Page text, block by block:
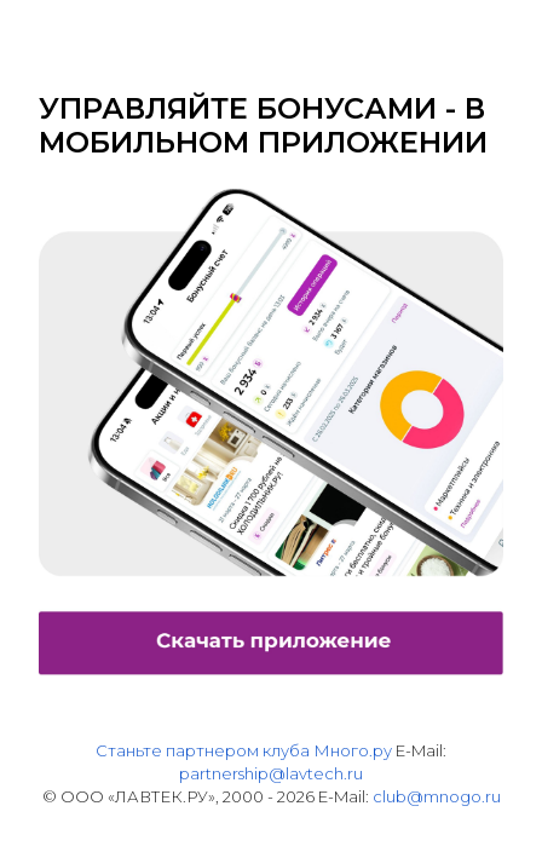
УПРАВЛЯЙТЕ БОНУСАМИ - В
МОБИЛЬНОМ ПРИЛОЖЕНИИ
Станьте партнером клуба Много.ру E-Mail:
partnership@lavtech.ru
© ООО «ЛАВТЕК.РУ», 2000 - 2026 E-Mail: club@mnogo.ru